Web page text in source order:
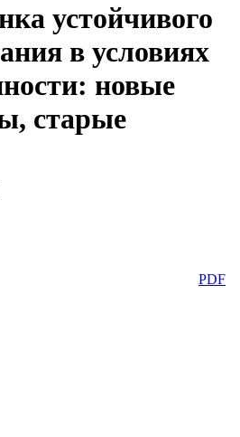
устойчивого
в условиях
новые
старые
PDF